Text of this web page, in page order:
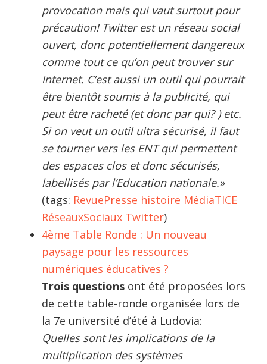
provocation mais qui vaut surtout pour
précaution! Twitter est un réseau social
ouvert, donc potentiellement dangereux
comme tout ce qu’on peut trouver sur
Internet. C’est aussi un outil qui pourrait
être bientôt soumis à la publicité, qui
peut être racheté (et donc par qui? ) etc.
Si on veut un outil ultra sécurisé, il faut
se tourner vers les ENT qui permettent
des espaces clos et donc sécurisés,
labellisés par l’Education nationale.»
(tags: RevuePresse histoire MédiaTICE
RéseauxSociaux Twitter)
4ème Table Ronde : Un nouveau
paysage pour les ressources
numériques éducatives ?
Trois questions ont été proposées lors
de cette table-ronde organisée lors de
la 7e université d’été à Ludovia:
Quelles sont les implications de la
multiplication des systèmes